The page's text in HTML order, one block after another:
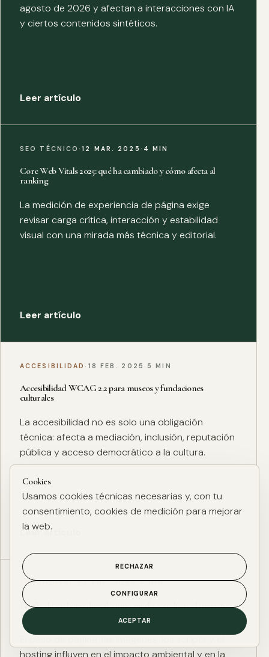
agosto de 2026 y afectan a interacciones con IA
y ciertos contenidos sintéticos.
Leer artículo
SEO TÉCNICO·12 MAR. 2025 · 4 MIN
Core Web Vitals 2025: qué ha cambiado y cómo afecta al
ranking
La medición de experiencia de página exige
revisar carga crítica, interacción y estabilidad
visual con una mirada más técnica y editorial.
Leer artículo
ACCESIBILIDAD · 18 FEB. 2025 · 5 MIN
Accesibilidad WCAG 2.2 para museos y fundaciones
culturales
La accesibilidad no es solo una obligación
técnica: afecta a mediación, inclusión, reputación
pública y acceso democrático a la cultura.
Leer artículo
ESG DIGITAL·27 ENE. 2025·4 MIN
Huella de carbono digital: cómo medir y reducir el impacto
ESG de una web
El peso de página, las imágenes, los scripts y el
hosting influyen en el impacto ambiental y en la
Cookies
Usamos cookies técnicas necesarias y, con tu
consentimiento, cookies de medición para mejorar
la web.
RECHAZAR
CONFIGURAR
ACEPTAR